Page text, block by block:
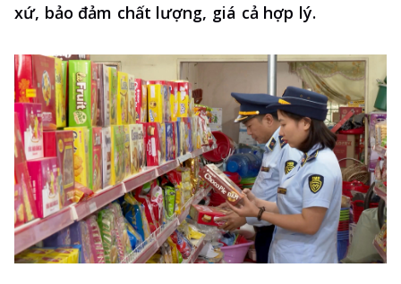
xứ, bảo đảm chất lượng, giá cả hợp lý.